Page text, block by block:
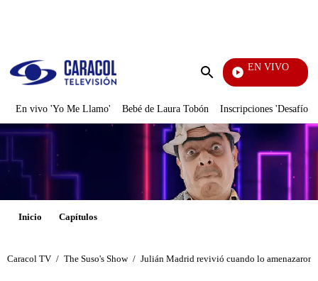
Enviar
EN VIVO
También
En vivo 'Yo Me Llamo' Bebé de Laura Tobón Inscripciones 'Desafío'
Inicio Capítulos
Caracol TV / The Suso's Show / Julián Madrid revivió cuando lo amenazaron